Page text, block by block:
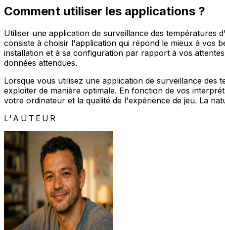
Comment utiliser les applications ?
Utiliser une application de surveillance des températures
consiste à choisir l'application qui répond le mieux à vos
installation et à sa configuration par rapport à vos
données attendues.
Lorsque vous utilisez une application de surveillance
exploiter de manière optimale. En fonction de vos
votre ordinateur et la qualité de l'expérience de jeu. La
L'AUTEUR